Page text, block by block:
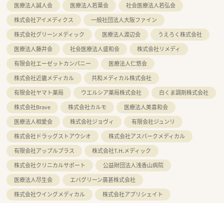
医療法人誠人会
医療法人若葉会
社会医療法人若弘会
株式会社アイメディクス
一般社団法人大阪ファイン
株式会社グリーンメディック
医療法人渡辺会
うえろく株式会社
医療法人藤井会
社会医療法人盛和会
株式会社リメディ
有限会社エーゼットカンパニー
医療法人仁悠会
株式会社近畿メディカル
共和メディカル株式会社
有限会社ヤマト薬局
ウエルシア薬局株式会社
白くま調剤株式会社
株式会社Brave
株式会社カルモ
医療法人美喜和会
医療法人相愛会
株式会社ジョヴィ
有限会社ジュンリ
株式会社ドラッグストアウシオ
株式会社アスパークメディカル
有限会社アップルプラス
株式会社T.H.メディック
株式会社クリニカルサポート
公益財団法人浅香山病院
医療法人尽生会
エバグリーン廣甚株式会社
株式会社ウイングメディカル
株式会社アプリシェイト